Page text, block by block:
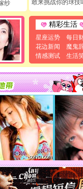
纱
敢来挑战你的球技
精彩生活
星座运势
每日
花边新闻
魔鬼
情感测试
生活